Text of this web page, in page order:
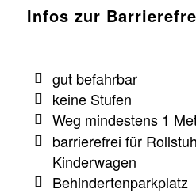
Infos zur
gut befahrbar
keine Stufen
Weg mindestens 1
barrierefrei für
Kinderwagen
Behindertenparkplatz